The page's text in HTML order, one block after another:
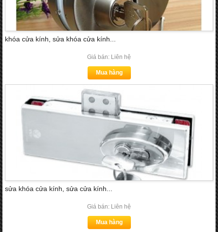
khóa cửa kính, sửa khóa cửa kính...
Giá bán: Liên hệ
Mua hàng
sửa khóa cửa kính, sửa cửa kính...
Giá bán: Liên hệ
Mua hàng